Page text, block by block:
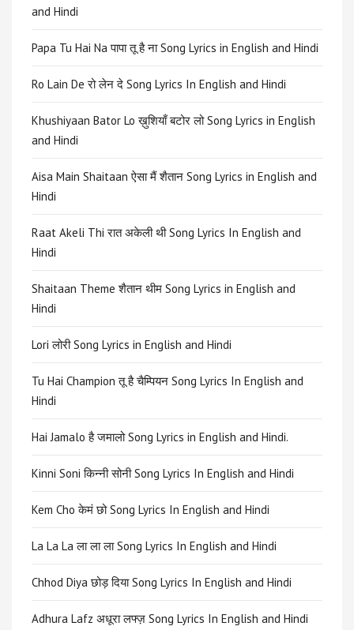
and Hindi
Papa Tu Hai Na पापा तू है ना Song Lyrics in English and Hindi
Ro Lain De रो लेन दे Song Lyrics In English and Hindi
Khushiyaan Bator Lo ख़ुशियाँ बटोर लो Song Lyrics in English
and Hindi
Aisa Main Shaitaan ऐसा मैं शैतान Song Lyrics in English and
Hindi
Raat Akeli Thi रात अकेली थी Song Lyrics In English and
Hindi
Shaitaan Theme शैतान थीम Song Lyrics in English and
Hindi
Lori लोरी Song Lyrics in English and Hindi
Tu Hai Champion तू है चैम्पियन Song Lyrics In English and
Hindi
Hai Jamalo है जमालो Song Lyrics in English and Hindi.
Kinni Soni किन्नी सोनी Song Lyrics In English and Hindi
Kem Cho केमं छो Song Lyrics In English and Hindi
La La La ला ला ला Song Lyrics In English and Hindi
Chhod Diya छोड़ दिया Song Lyrics In English and Hindi
Adhura Lafz अधूरा लफ्ज़ Song Lyrics In English and Hindi